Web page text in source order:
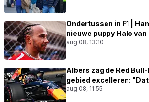
Ondertussen in F1 |
nieuwe puppy Halo
aug 08, 13:10
Albers zag de Red
gebied excelleren:
aug 08, 11:55